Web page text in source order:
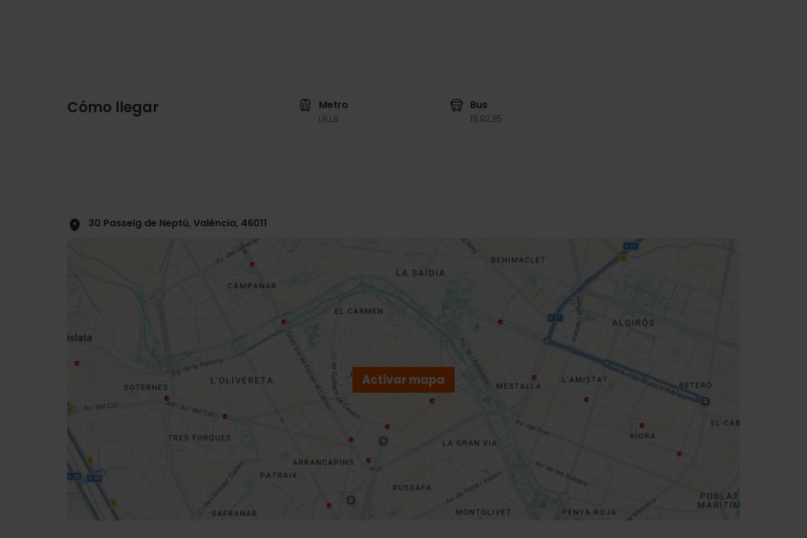
Cómo llegar Metro
L6,L8
Bus
19,92,95
30 Passeig de Neptú, València, 46011
Activar mapa
Cómo llegar
sidebar